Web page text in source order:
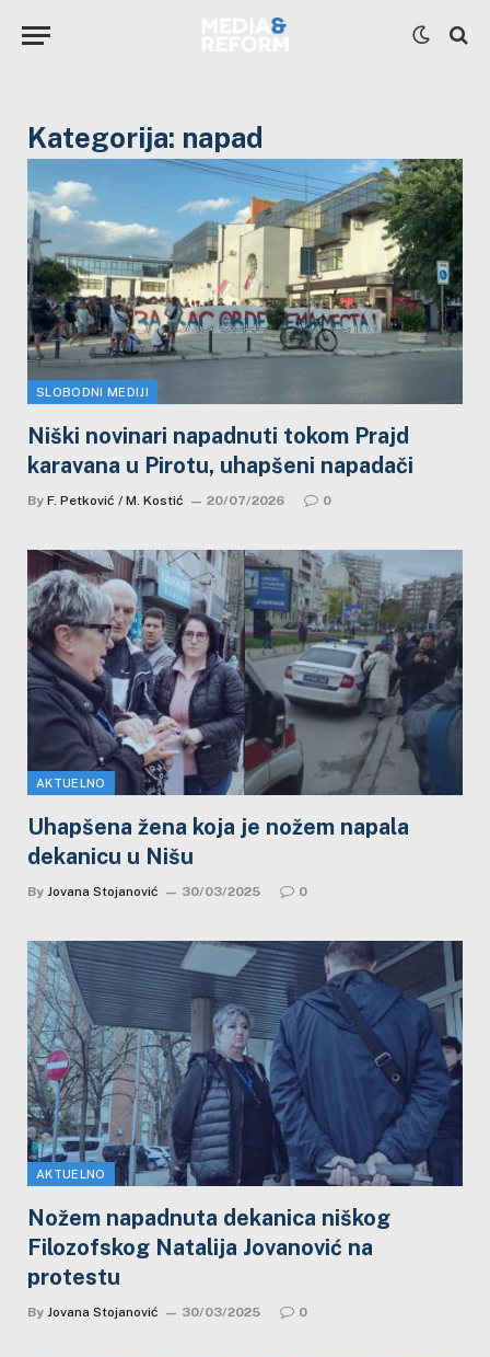
Kategorija: napad
SLOBODNI MEDIJI
Niški novinari napadnuti tokom Prajd
karavana u Pirotu, uhapšeni napadači
By F. Petković / M. Kostić 20/07/2026 0
AKTUELNO
Uhapšena žena koja je nožem napala
dekanicu u Nišu
By Jovana Stojanović 30/03/2025 0
AKTUELNO
Nožem napadnuta dekanica niškog
Filozofskog Natalija Jovanović na
protestu
By Jovana Stojanović 30/03/2025 0